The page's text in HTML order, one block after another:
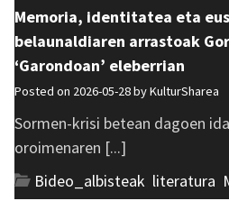
Memoria, identitatea eta
belaunaldiaren arrastoak
‘Garondoan’ eleberrian
Posted on 2026-05-28 byKulturSharea
Sormen-krisi betean dagoen
oroimenaren [...]
Bideo_albisteak literatura